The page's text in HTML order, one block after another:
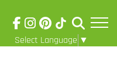
Select Language ▼